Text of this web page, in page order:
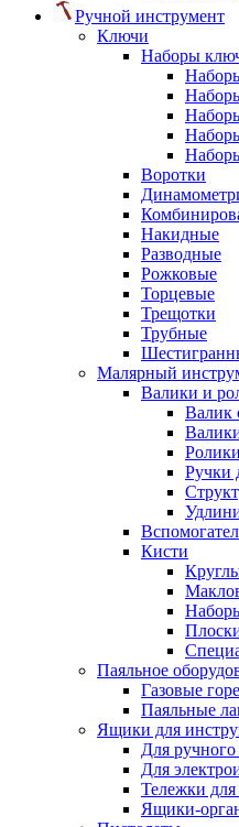
Ручной инструмент
Ключи
Наборы
Воротки
Накидные
Разводные
Рожковые
Торцевые
Трещотки
Трубные
Малярный
Валики и
Валик
Ручки
Кисти
Паяльное
Газовые
Паяльные
Ящики для
Для
Для
Тележки для
Ящики-